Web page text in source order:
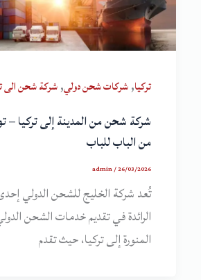
تركيا,شركات شحن دولي,شركة شحن الى
شركة شحن من المدينة إلى تركيا
من الباب للباب
admin/26/03/2026
تُعد شركة الخليج للشحن الدولي
الرائدة في تقديم خدمات الشحن
المنورة إلى تركيا، حيث تقدم